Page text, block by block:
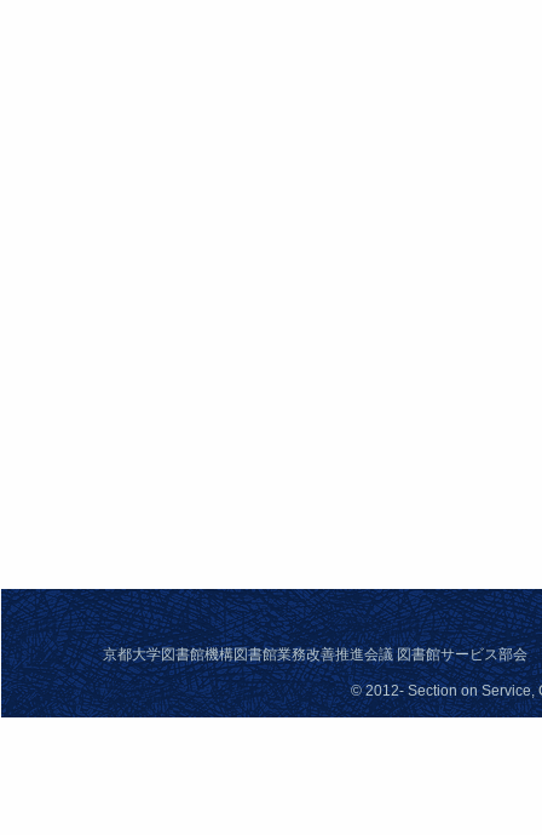
京都大学図書館機構図書館業務改善推進会議 図書館サービス部
© 2012- Section on Service,